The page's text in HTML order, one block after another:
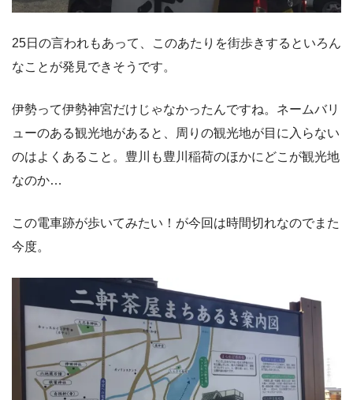
25日の言われもあって、このあたりを街歩きするといろん
なことが発見できそうです。
伊勢って伊勢神宮だけじゃなかったんですね。ネームバリ
ューのある観光地があると、周りの観光地が目に入らない
のはよくあること。豊川も豊川稲荷のほかにどこが観光地
なのか…
この電車跡が歩いてみたい！が今回は時間切れなのでまた
今度。